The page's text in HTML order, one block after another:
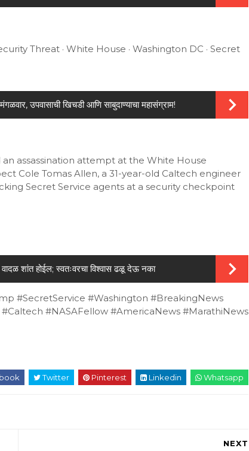
Threat · White House · Washington DC · Secret
उपवासाची खिचडी आणि साबुदाण्याचा महासंग्राम!
assassination attempt at the White House
Cole Tomas Allen, a 31-year-old Caltech engineer
Secret Service agents at a security checkpoint
शांत होईल; स्वतःवरचा विश्वास ढळू देऊ नका
#SecretService #Washington #BreakingNews
#NASAFellow #AmericaNews #MarathiNews
Twitter Pinterest Linkedin Whatsapp
NEXT